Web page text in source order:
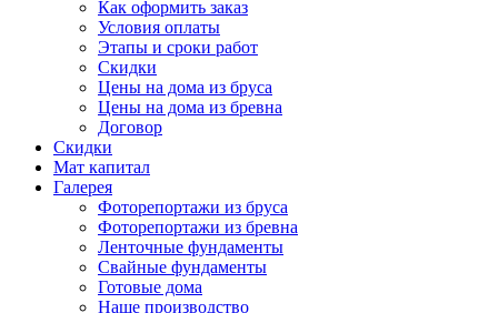
Как оформить заказ
Условия оплаты
Этапы и сроки работ
Скидки
Цены на дома из бруса
Цены на дома из бревна
Договор
Скидки
Мат капитал
Галерея
Фоторепортажи из бруса
Фоторепортажи из бревна
Ленточные фундаменты
Свайные фундаменты
Готовые дома
Наше производство